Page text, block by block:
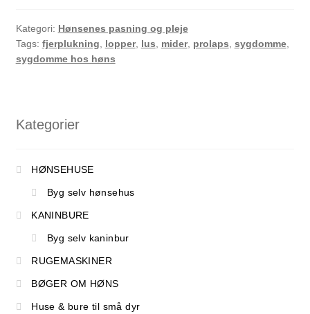
Kategori: Hønsenes pasning og pleje
Tags: fjerplukning lopper, lus mider, prolaps sygdomme,
sygdomme hos høns
Kategorier
HØNSEHUSE
Byg selv hønsehus
KANINBURE
Byg selv kaninbur
RUGEMASKINER
BØGER OM HØNS
Huse & bure til små dyr